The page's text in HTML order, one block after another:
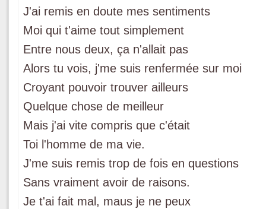
J'ai remis en doute mes sentiments
Moi qui t'aime tout simplement
Entre nous deux, ça n'allait pas
Alors tu vois, j'me suis renfermée sur moi
Croyant pouvoir trouver ailleurs
Quelque chose de meilleur
Mais j'ai vite compris que c'était
Toi l'homme de ma vie.
J'me suis remis trop de fois en questions
Sans vraiment avoir de raisons.
Je t'ai fait mal, maus je ne peux